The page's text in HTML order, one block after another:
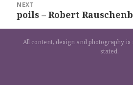
NEXT
Next
post:
poils – Robert
All content, design and photography
stated.